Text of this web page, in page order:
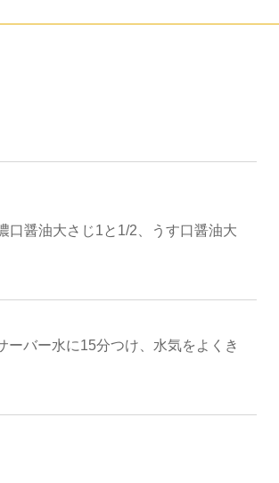
口醤油大さじ1と1/2、うす口醤油大
ーバー水に15分つけ、水気をよくき